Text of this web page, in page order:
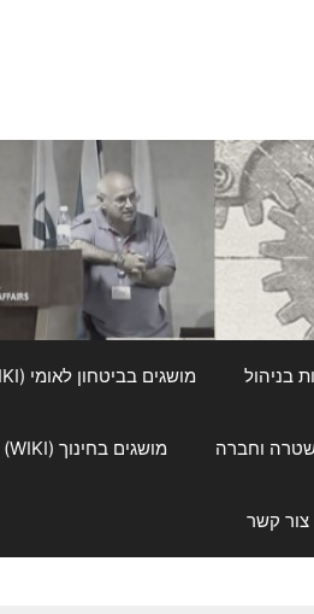
בניהול מושגים בביטחון לאומי (WIKI)
וחברה מושגים בחינוך (WIKI)
צור קשר